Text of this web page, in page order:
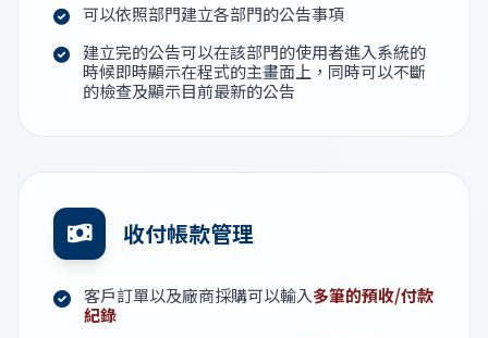
可以依照部門建立各部門的公告事項
建立完的公告可以在該部門的使用者進入系統的
時候即時顯示在程式的主畫面上，同時可以不斷
的檢查及顯示目前最新的公告
收付帳款管理
客戶訂單以及廠商採購可以輸入多筆的預收/付款
紀錄